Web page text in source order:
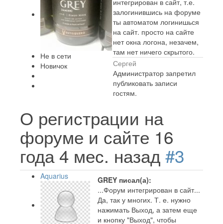
Не в сети
Новичок
интегрирован в сайт, т.е.
залогинившись на форуме
ты автоматом логинишься
на сайт. просто на сайте
нет окна логона, незачем,
там нет ничего скрытого.
Сергей
Администратор запретил
публиковать записи
гостям.
О регистрации на
форуме и сайте 16
года 4 мес. назад #3
Aquarius
GREY писал(а):
...Форум интегрирован в сайт...
Да, так у многих. Т. е. нужно
нажимать Выход, а затем еще
и кнопку "Выход", чтобы